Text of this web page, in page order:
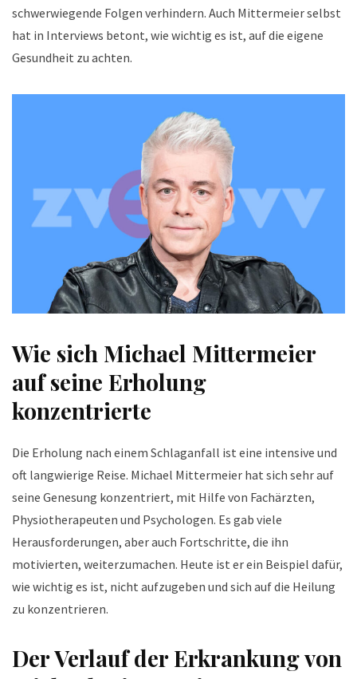
schwerwiegende Folgen verhindern. Auch Mittermeier selbst
hat in Interviews betont, wie wichtig es ist, auf die eigene
Gesundheit zu achten.
Wie sich Michael Mittermeier
auf seine Erholung
konzentrierte
Die Erholung nach einem Schlaganfall ist eine intensive und
oft langwierige Reise. Michael Mittermeier hat sich sehr auf
seine Genesung konzentriert, mit Hilfe von Fachärzten,
Physiotherapeuten und Psychologen. Es gab viele
Herausforderungen, aber auch Fortschritte, die ihn
motivierten, weiterzumachen. Heute ist er ein Beispiel dafür,
wie wichtig es ist, nicht aufzugeben und sich auf die Heilung
zu konzentrieren.
Der Verlauf der Erkrankung von